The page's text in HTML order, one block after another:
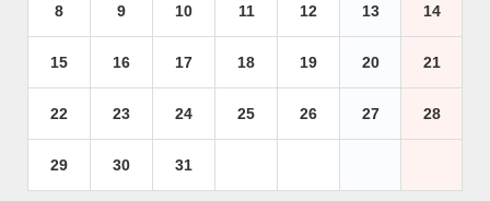
8 9 10 11 12 13 14
15 16 17 18 19 20 21
22 23 24 25 26 27 28
29 30 31